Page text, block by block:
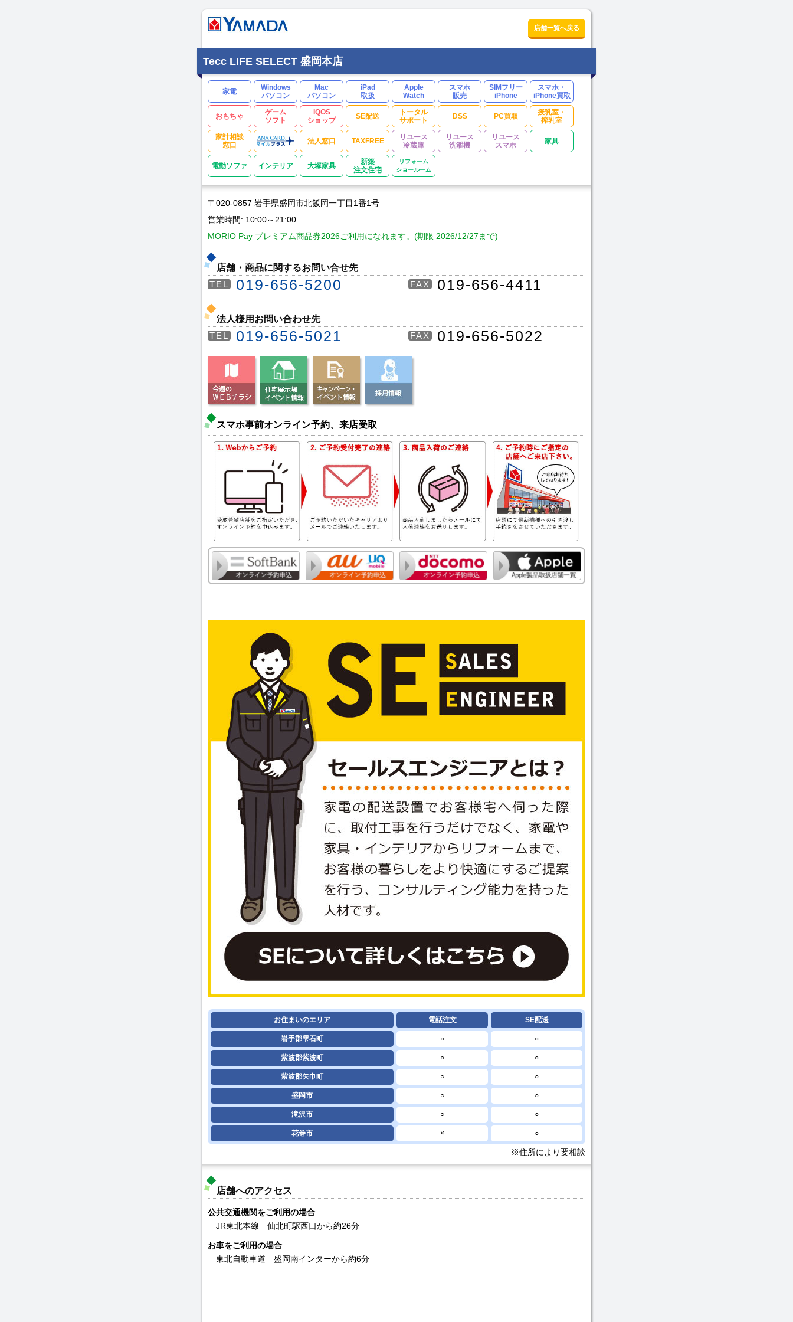
店舗一覧へ戻る
Tecc LIFE SELECT 盛岡本店
家電
Windows
パソコン
Mac
パソコン
iPad
取扱
Apple
Watch
スマホ
販売
SIMフリー
iPhone
スマホ・
iPhone買取
おもちゃ
ゲーム
ソフト
IQOS
ショップ
SE配送
トータル
サポート
DSS PC買取
授乳室・
搾乳室
家計相談
窓口
法人窓口 TAXFREE
リユース
冷蔵庫
リユース
洗濯機
リユース
スマホ
家具
電動ソファ インテリア 大塚家具
新築
注文住宅
リフォーム
ショールーム
〒020-0857 岩手県盛岡市北飯岡一丁目1番1号
営業時間: 10:00～21:00
MORIO Pay プレミアム商品券2026ご利用になれます。(期限 2026/12/27まで)
店舗・商品に関するお問い合せ先
TEL 019-656-5200 FAX 019-656-4411
法人様用お問い合わせ先
TEL 019-656-5021 FAX 019-656-5022
スマホ事前オンライン予約、来店受取
お住まいのエリア 電話注文 SE配送
岩手郡雫石町 ○ ○
紫波郡紫波町 ○ ○
紫波郡矢巾町 ○ ○
盛岡市 ○ ○
滝沢市 ○ ○
花巻市 × ○
※住所により要相談
店舗へのアクセス
公共交通機関をご利用の場合
JR東北本線 仙北町駅西口から約26分
お車をご利用の場合
東北自動車道 盛岡南インターから約6分